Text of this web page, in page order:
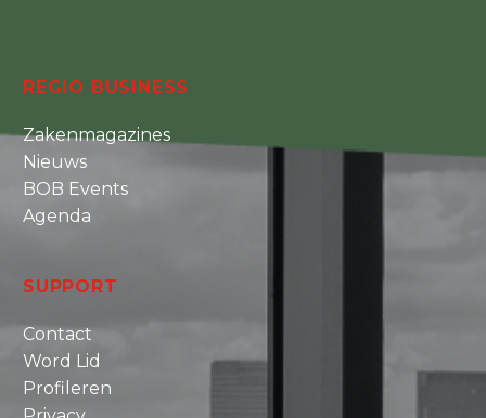
REGIO BUSINESS
Zakenmagazines
Nieuws
BOB Events
Agenda
SUPPORT
Contact
Word Lid
Profileren